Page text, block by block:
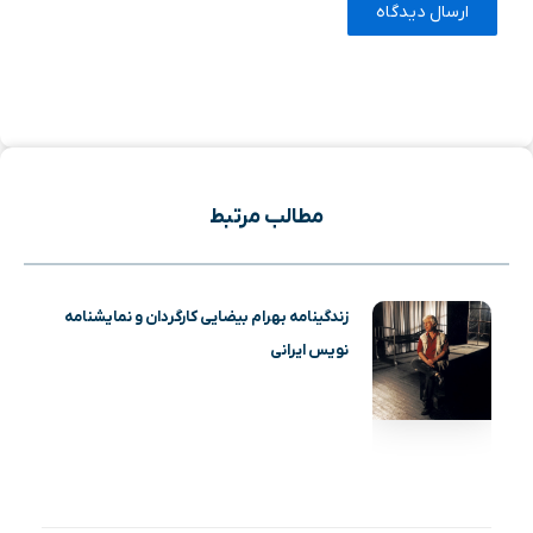
مطالب مرتبط
زندگینامه بهرام بیضایی کارگردان و نمایشنامه
نویس ایرانی